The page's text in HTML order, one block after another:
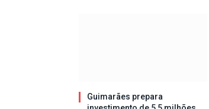
Guimarães prepara